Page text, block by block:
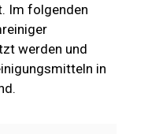
Im folgenden
werden und
in